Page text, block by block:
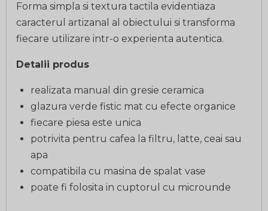
Forma simpla si textura tactila evidentiaza
caracterul artizanal al obiectului si transforma
fiecare utilizare intr-o experienta autentica.
Detalii produs
realizata manual din gresie ceramica
glazura verde fistic mat cu efecte organice
fiecare piesa este unica
potrivita pentru cafea la filtru, latte, ceai sau
apa
compatibila cu masina de spalat vase
poate fi folosita in cuptorul cu microunde